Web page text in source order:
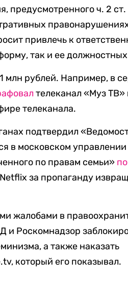
предусмотренного ч. 2 ст.
привлечь к
так и ее
млн рублей. Например, в
телеканал «Муз ТВ»
телеканала.
подтвердил
в московском
по правам семьи»
за пропаганду
жалобами в
и Роскомнадзор
а также наказать
который его показывал.